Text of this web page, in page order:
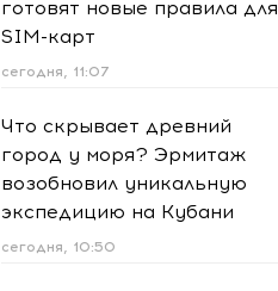
готовят новые правила для
SIM-карт
сегодня, 11:07
Что скрывает древний
город у моря? Эрмитаж
возобновил уникальную
экспедицию на Кубани
сегодня, 10:50